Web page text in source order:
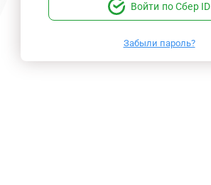
Войти по Сбер ID
Забыли пароль?